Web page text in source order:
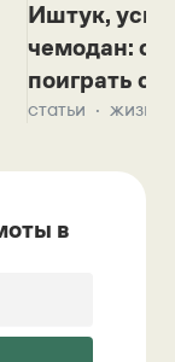
Иштук,
чемодан:
поиграть с
статьи жизнь
в